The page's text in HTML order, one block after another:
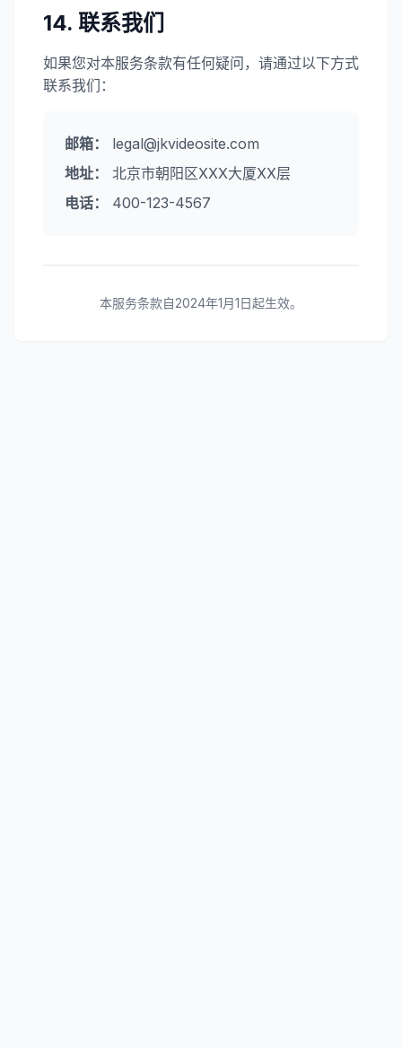
14. 联系我们
如果您对本服务条款有任何疑问，请通过以下方式
联系我们：
邮箱：
legal@jkvideosite.com
地址：
北京市朝阳区XXX大厦XX层
电话：
400-123-4567
本服务条款自2024年1月1日起生效。